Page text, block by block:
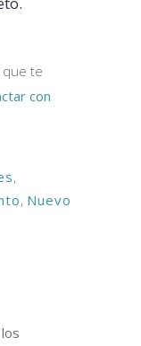
te
con
,
, Nuevo